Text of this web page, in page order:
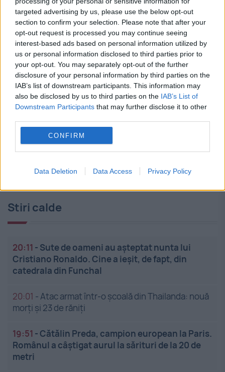
targeted advertising by us, please use the below opt-out
section to confirm your selection. Please note that after your
opt-out request is processed you may continue seeing
interest-based ads based on personal information utilized by
us or personal information disclosed to third parties prior to
your opt-out. You may separately opt-out of the further
disclosure of your personal information by third parties on the
IAB’s list of downstream participants. This information may
also be disclosed by us to third parties on the IAB’s List of
Downstream Participants that may further disclose it to other
CONFIRM
Data Deletion Data Access Privacy Policy
Recomandările noastre
Stiri calde
20:11 - Sute de oameni au așteptat nunta lui
Cristiano Ronaldo. Cine a ieșit, de fapt, din
catedrala din Funchal
20:01 -Atac armat într-o școală din Thailanda: nouă
morți și 23 de răniți
19:51 -Cătălin Preda, campion european la Paris.
Românul a câștigat aurul la sărituri de la 20 de
metri